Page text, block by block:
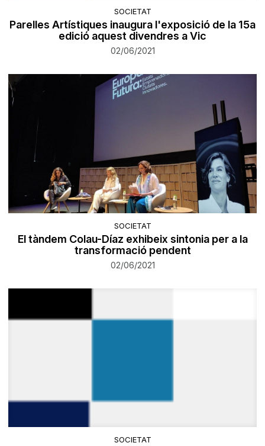
SOCIETAT
​Parelles Artístiques inaugura l'exposició de la 15a
edició aquest divendres a Vic
02/06/2021
SOCIETAT
El tàndem Colau-Díaz exhibeix sintonia per a la
transformació pendent
02/06/2021
SOCIETAT